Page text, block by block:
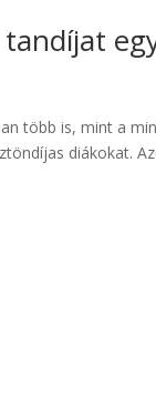
több is, mint a
diákokat.